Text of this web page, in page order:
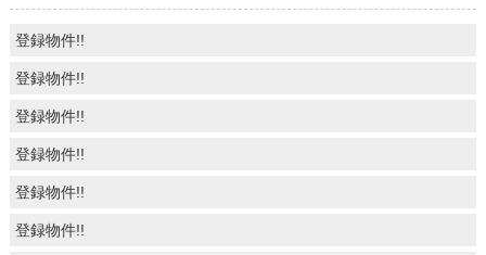
登録物件!!
登録物件!!
登録物件!!
登録物件!!
登録物件!!
登録物件!!